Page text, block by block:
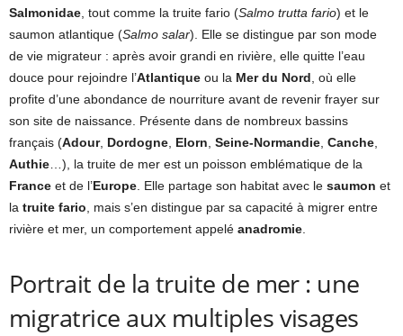
Salmonidae, tout comme la truite fario (Salmo trutta fario) et le
saumon atlantique (Salmo salar). Elle se distingue par son mode
de vie migrateur : après avoir grandi en rivière, elle quitte l’eau
douce pour rejoindre l’Atlantique ou la Mer du Nord, où elle
profite d’une abondance de nourriture avant de revenir frayer sur
son site de naissance. Présente dans de nombreux bassins
français (Adour, Dordogne, Elorn, Seine-Normandie, Canche,
Authie…), la truite de mer est un poisson emblématique de la
France et de l’Europe. Elle partage son habitat avec le saumon et
la truite fario, mais s’en distingue par sa capacité à migrer entre
rivière et mer, un comportement appelé anadromie.
Portrait de la truite de mer : une
migratrice aux multiples visages